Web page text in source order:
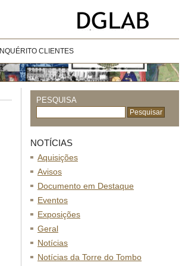
INQUÉRITO CLIENTES
PESQUISA
NOTÍCIAS
Aquisições
Avisos
Documento em Destaque
Eventos
Exposições
Geral
Notícias
Notícias da Torre do Tombo